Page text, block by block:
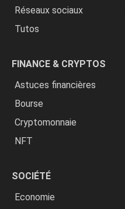
Réseaux sociaux
Tutos
FINANCE & CRYPTOS
Astuces financières
Bourse
Cryptomonnaie
NFT
SOCIÉTÉ
Economie